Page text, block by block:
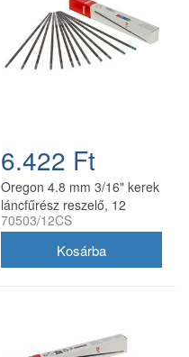
6.422 Ft
Oregon 4.8 mm 3/16" kerek
láncfűrész reszelő, 12
db/doboz
70503/12CS